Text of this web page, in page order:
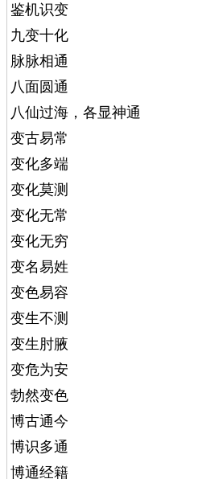
鉴机识变
九变十化
脉脉相通
八面圆通
八仙过海，各显神通
变古易常
变化多端
变化莫测
变化无常
变化无穷
变名易姓
变色易容
变生不测
变生肘腋
变危为安
勃然变色
博古通今
博识多通
博通经籍